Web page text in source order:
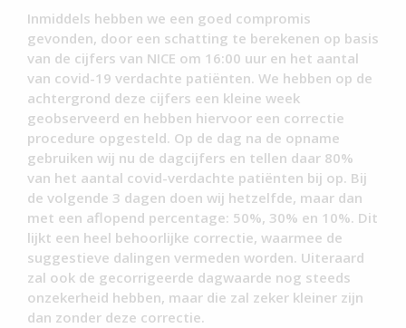
Inmiddels hebben we een goed compromis
gevonden, door een schatting te berekenen op basis
van de cijfers van NICE om 16:00 uur en het aantal
van covid-19 verdachte patiënten. We hebben op de
achtergrond deze cijfers een kleine week
geobserveerd en hebben hiervoor een correctie
procedure opgesteld. Op de dag na de opname
gebruiken wij nu de dagcijfers en tellen daar 80%
van het aantal covid-verdachte patiënten bij op. Bij
de volgende 3 dagen doen wij hetzelfde, maar dan
met een aflopend percentage: 50%, 30% en 10%. Dit
lijkt een heel behoorlijke correctie, waarmee de
suggestieve dalingen vermeden worden. Uiteraard
zal ook de gecorrigeerde dagwaarde nog steeds
onzekerheid hebben, maar die zal zeker kleiner zijn
dan zonder deze correctie.